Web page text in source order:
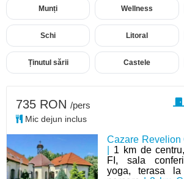
Munți Wellness
Schi Litoral
Ținutul sării Castele
Cazare Revelion
1 km de
FI, sala
yoga, terasa la
735 RON /pers
Mic dejun inclus